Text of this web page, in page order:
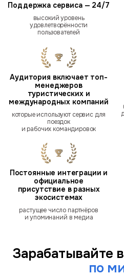
Поддержка сервиса — 24/7
высокий уровень
удовлетворённости
пользователей
Аудитория включает топ-
менеджеров
туристических и
международных компаний
которые используют сервис для
поездок
и рабочих командировок
Постоянные интеграции и
официальное
присутствие в разных
экосистемах
растущее число партнёров
и упоминаний в медиа
Зарабатывайте
по